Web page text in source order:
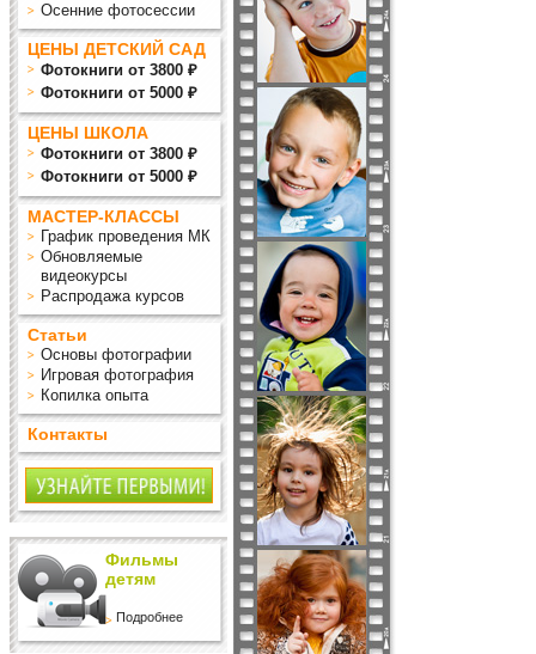
Осенние фотосессии
ЦЕНЫ ДЕТСКИЙ САД
Фотокниги от 3800 ₽
Фотокниги от 5000 ₽
ЦЕНЫ ШКОЛА
Фотокниги от 3800 ₽
Фотокниги от 5000 ₽
МАСТЕР-КЛАССЫ
График проведения МК
Обновляемые
видеокурсы
Распродажа курсов
Статьи
Основы фотографии
Игровая фотография
Копилка опыта
Контакты
Фильмы
детям
Подробнее